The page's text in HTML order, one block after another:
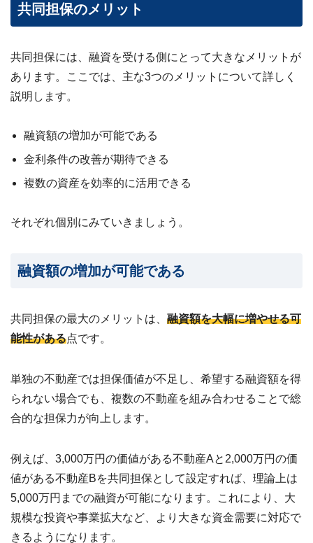
共同担保のメリット
共同担保には、融資を受ける側にとって大きなメリットが
あります。ここでは、主な3つのメリットについて詳しく
説明します。
融資額の増加が可能である
金利条件の改善が期待できる
複数の資産を効率的に活用できる
それぞれ個別にみていきましょう。
融資額の増加が可能である
共同担保の最大のメリットは、 融資額を大幅に増やせる可
能性がある点です。
単独の不動産では担保価値が不足し、希望する融資額を得
られない場合でも、複数の不動産を組み合わせることで総
合的な担保力が向上します。
例えば、3,000万円の価値がある不動産Aと2,000万円の価
値がある不動産Bを共同担保として設定すれば、理論上は
5,000万円までの融資が可能になります。これにより、大
規模な投資や事業拡大など、より大きな資金需要に対応で
きるようになります。